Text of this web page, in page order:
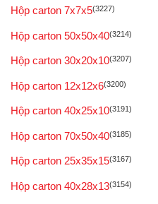
Hộp carton 7x7x5(3227)
Hộp carton 50x50x40(3214)
Hộp carton 30x20x10(3207)
Hộp carton 12x12x6(3200)
Hộp carton 40x25x10(3191)
Hộp carton 70x50x40(3185)
Hộp carton 25x35x15(3167)
Hộp carton 40x28x13(3154)